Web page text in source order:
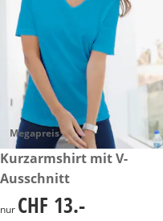
Megapreis
CHF 13.-
Kurzarmshirt mit V-
Ausschnitt
CHF 13.-
nur CHF 13.-